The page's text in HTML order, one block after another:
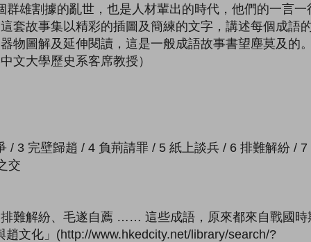
群雄割據的亂世，也是人材輩出的時代，他們的一言
套故事集以精彩的插圖及簡練的文字，講述每個成語
物圖解及延伸閱讀，這是一般成語故事書望塵莫及的
大學歷史系客席教授）
/ 3 完壁歸趙 / 4 負荊請罪 / 5 紙上談兵 / 6 排難解紛 /
交
難解紛、毛遂自薦 …… 這些成語，原來都來自戰國時
文化」(http://www.hkedcity.net/library/search/?